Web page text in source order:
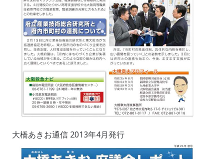
大橋あきお通信 2013年4月発行